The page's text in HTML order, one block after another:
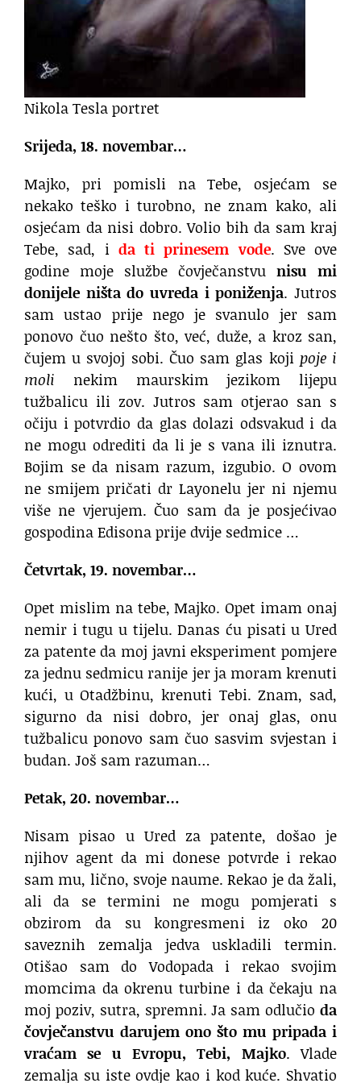
Nikola Tesla portret
Srijeda, 18. novembar…
Majko, pri pomisli na Tebe, osjećam se
nekako teško i turobno, ne znam kako, ali
osjećam da nisi dobro. Volio bih da sam kraj
Tebe, sad, i da ti prinesem vode. Sve ove
godine moje službe čovječanstvu nisu mi
donijele ništa do uvreda i poniženja. Jutros
sam ustao prije nego je svanulo jer sam
ponovo čuo nešto što, već, duže, a kroz san,
čujem u svojoj sobi. Čuo sam glas koji poje i
moli nekim maurskim jezikom lijepu
tužbalicu ili zov. Jutros sam otjerao san s
očiju i potvrdio da glas dolazi odsvakud i da
ne mogu odrediti da li je s vana ili iznutra.
Bojim se da nisam razum, izgubio. O ovom
ne smijem pričati dr Layonelu jer ni njemu
više ne vjerujem. Čuo sam da je posjećivao
gospodina Edisona prije dvije sedmice …
Četvrtak, 19. novembar…
Opet mislim na tebe, Majko. Opet imam onaj
nemir i tugu u tijelu. Danas ću pisati u Ured
za patente da moj javni eksperiment pomjere
za jednu sedmicu ranije jer ja moram krenuti
kući, u Otadžbinu, krenuti Tebi. Znam, sad,
sigurno da nisi dobro, jer onaj glas, onu
tužbalicu ponovo sam čuo sasvim svjestan i
budan. Još sam razuman…
Petak, 20. novembar…
Nisam pisao u Ured za patente, došao je
njihov agent da mi donese potvrde i rekao
sam mu, lično, svoje naume. Rekao je da žali,
ali da se termini ne mogu pomjerati s
obzirom da su kongresmeni iz oko 20
saveznih zemalja jedva uskladili termin.
Otišao sam do Vodopada i rekao svojim
momcima da okrenu turbine i da čekaju na
moj poziv, sutra, spremni. Ja sam odlučio da
čovječanstvu darujem ono što mu pripada i
vraćam se u Evropu, Tebi, Majko. Vlade
zemalja su iste ovdje kao i kod kuće. Shvatio